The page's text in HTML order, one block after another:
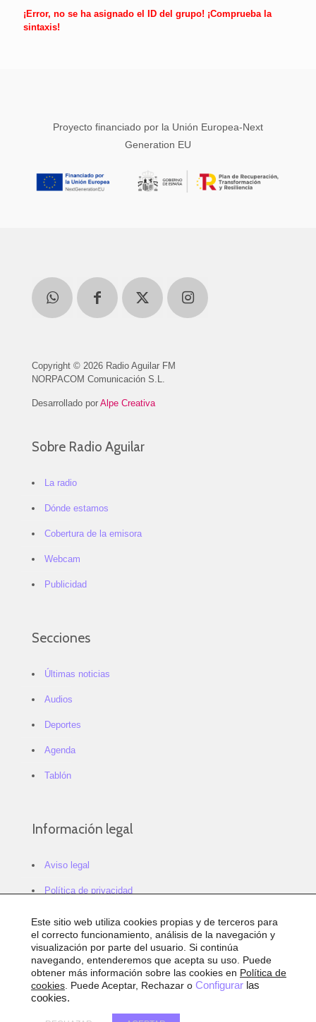
¡Error, no se ha asignado el ID del grupo! ¡Comprueba la
sintaxis!
Proyecto financiado por la Unión Europea-Next
Generation EU
Copyright © 2026 Radio Aguilar FM
NORPACOM Comunicación S.L.
Desarrollado por Alpe Creativa
Sobre Radio Aguilar
La radio
Dónde estamos
Cobertura de la emisora
Webcam
Publicidad
Secciones
Últimas noticias
Audios
Deportes
Agenda
Tablón
Información legal
Aviso legal
Política de privacidad
Política de cookies
Configurar cookies
Sitemap
Accesibilidad
Este sitio web utiliza cookies propias y de terceros para
el correcto funcionamiento, análisis de la navegación y
visualización por parte del usuario. Si continúa
navegando, entenderemos que acepta su uso. Puede
obtener más información sobre las cookies en Política de
cookies . Puede Aceptar, Rechazar o Configurar las
cookies.